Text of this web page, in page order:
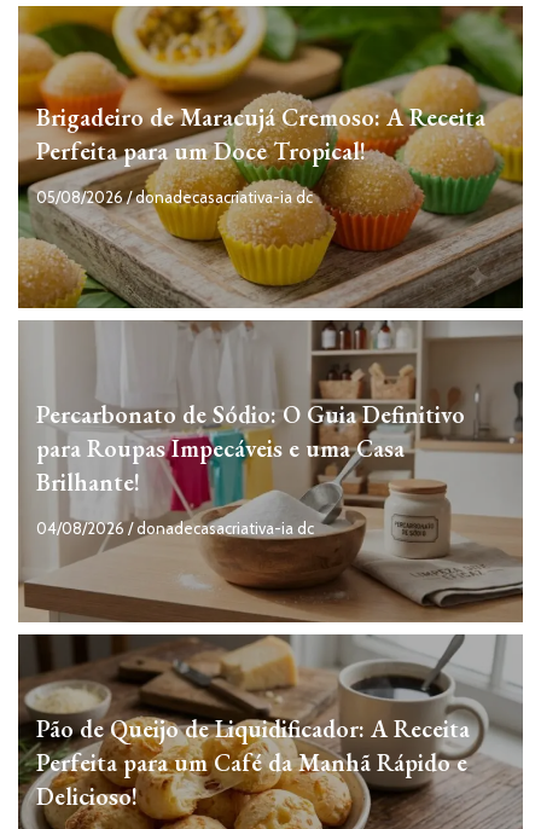
Brigadeiro de Maracujá Cremoso: A Receita
Perfeita para um Doce Tropical!
05/08/2026/donadecasacriativa-ia dc
Percarbonato de Sódio: O Guia Definitivo
para Roupas Impecáveis e uma Casa
Brilhante!
04/08/2026/donadecasacriativa-ia dc
Pão de Queijo de Liquidificador: A Receita
Perfeita para um Café da Manhã Rápido e
Delicioso!